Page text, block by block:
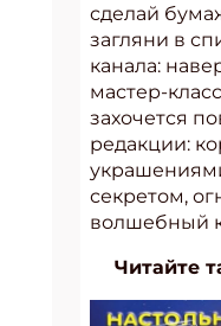
сделай
загляни в
канала:
мастер-
захочется
редакции:
секретом,
волшебный
Читайте